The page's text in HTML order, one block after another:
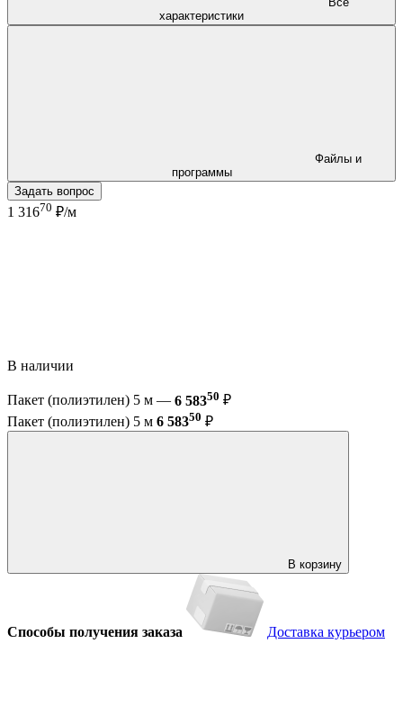
характеристики
программы
Задать вопрос
1 31670 ₽/м
В наличии
Пакет (полиэтилен) 5 м — 6 58350 ₽
Пакет (полиэтилен) 5 м 6 58350 ₽
В корзину
Способы получения заказа Доставка курьером